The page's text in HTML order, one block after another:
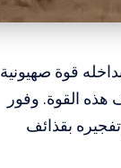
قوة صهيونية
القوة. وفور
بقذائف